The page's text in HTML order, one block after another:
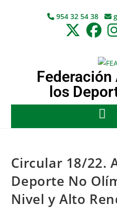
954 32 54 38
Federación
los
Circular 18/22.
Deporte No
Nivel y Alto